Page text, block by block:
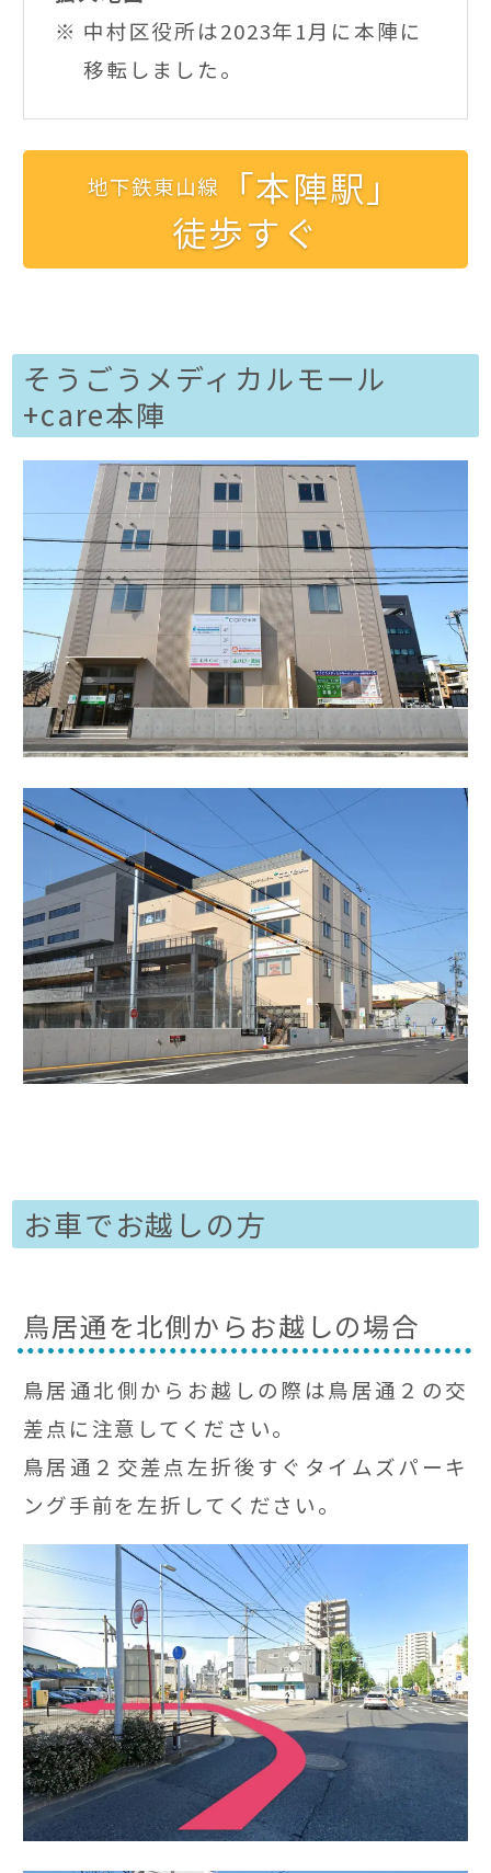
中村区役所は2023年1月に本陣に
移転しました。
地下鉄東山線
「本陣駅」
徒歩すぐ
そうごうメディカルモール
+care本陣
お車でお越しの方
鳥居通を北側からお越しの場合
鳥居通北側からお越しの際は鳥居通２の交
差点に注意してください。
鳥居通２交差点左折後すぐタイムズパーキ
ング手前を左折してください。